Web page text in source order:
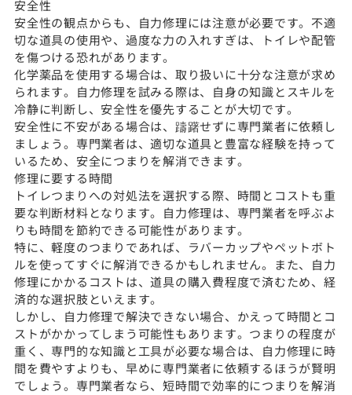
安全性
安全性の観点からも、自力修理には注意が必要です。不適
切な道具の使用や、過度な力の入れすぎは、トイレや配管
を傷つける恐れがあります。
化学薬品を使用する場合は、取り扱いに十分な注意が求め
られます。自力修理を試みる際は、自身の知識とスキルを
冷静に判断し、安全性を優先することが大切です。
安全性に不安がある場合は、躊躇せずに専門業者に依頼し
ましょう。専門業者は、適切な道具と豊富な経験を持って
いるため、安全につまりを解消できます。
修理に要する時間
トイレつまりへの対処法を選択する際、時間とコストも重
要な判断材料となります。自力修理は、専門業者を呼ぶよ
りも時間を節約できる可能性があります。
特に、軽度のつまりであれば、ラバーカップやペットボト
ルを使ってすぐに解消できるかもしれません。また、自力
修理にかかるコストは、道具の購入費程度で済むため、経
済的な選択肢といえます。
しかし、自力修理で解決できない場合、かえって時間とコ
ストがかかってしまう可能性もあります。つまりの程度が
重く、専門的な知識と工具が必要な場合は、自力修理に時
間を費やすよりも、早めに専門業者に依頼するほうが賢明
でしょう。専門業者なら、短時間で効率的につまりを解消